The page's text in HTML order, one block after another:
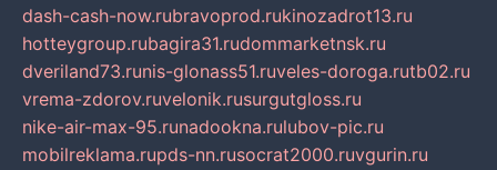
dash-cash-now.rubravoprod.rukinozadrot13.ru
hotteygroup.rubagira31.rudommarketnsk.ru
dveriland73.runis-glonass51.ruveles-doroga.rutb02.ru
vrema-zdorov.ruvelonik.rusurgutgloss.ru
nike-air-max-95.runadookna.rulubov-pic.ru
mobilreklama.rupds-nn.rusocrat2000.ruvgurin.ru